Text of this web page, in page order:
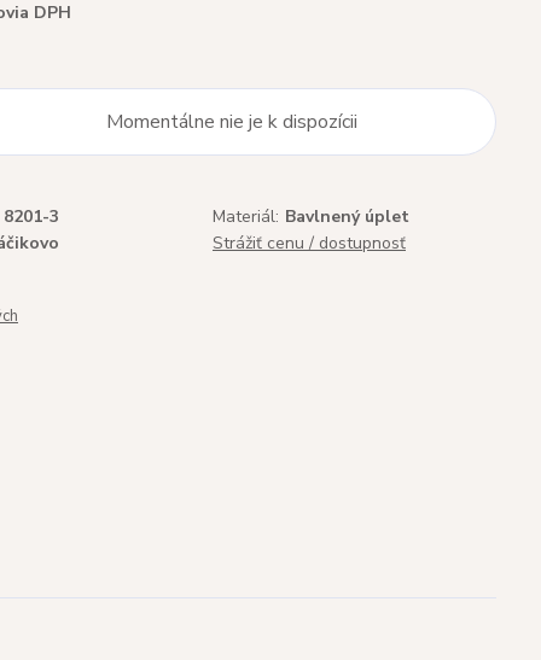
DPH
Momentálne nie je k dispozícii
8201-3 Materiál: Bavlnený úplet
Strážiť cenu / dostupnosť